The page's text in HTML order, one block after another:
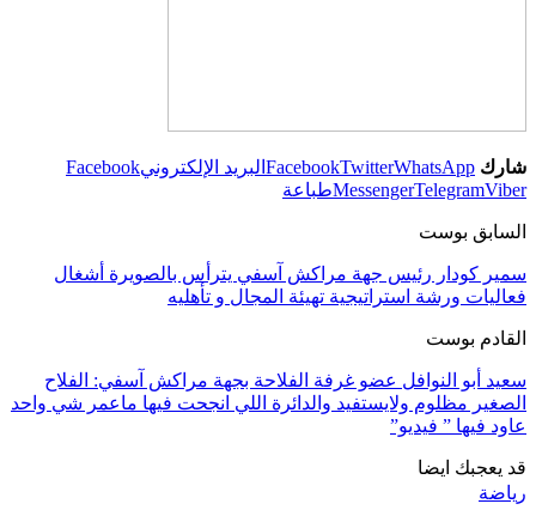
شارك FacebookTwitterWhatsApp البريد الإلكترونيFacebook
MessengerTelegramViber طباعة
السابق بوست
سمير كودار رئيس جهة مراكش آسفي يترأس بالصويرة أشغال
فعاليات ورشة استراتيجية تهيئة المجال و تأهليه
القادم بوست
سعيد أبو النوافل عضو غرفة الفلاحة بجهة مراكش آسفي: الفلاح
الصغير مظلوم ولايستفيد والدائرة اللي انجحت فيها ماعمر شي واحد
عاود فيها ” فيديو”
قد يعجبك ايضا
رياضة